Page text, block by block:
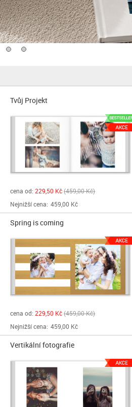
Tvůj Projekt
cena od: 229,50 Kč 459,00 Kč
Nejnižší cena: 459,00 Kč
Spring is coming
cena od: 229,50 Kč 459,00 Kč
Nejnižší cena: 459,00 Kč
Vertikální fotografie